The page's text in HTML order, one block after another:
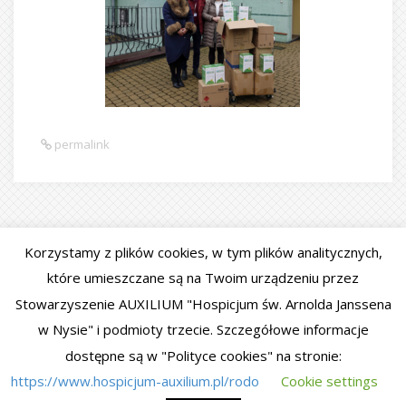
permalink
WESOŁYCH ŚWIĄT BOŻEGO
NARODZENIA
ŚWIATOWY DZIEŃ CHOREGO
Korzystamy z plików cookies, w tym plików analitycznych,
które umieszczane są na Twoim urządzeniu przez
Stowarzyszenie AUXILIUM "Hospicjum św. Arnolda Janssena
w Nysie" i podmioty trzecie. Szczegółowe informacje
dostępne są w "Polityce cookies" na stronie:
https://www.hospicjum-auxilium.pl/rodo
Cookie settings